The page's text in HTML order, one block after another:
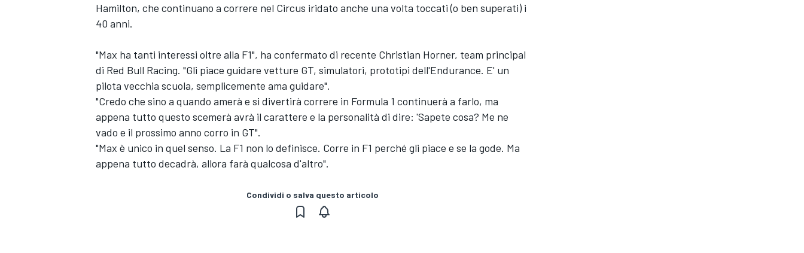
Hamilton, che continuano a correre nel Circus iridato anche una volta toccati (o ben superati) i
40 anni.
"Max ha tanti interessi oltre alla F1", ha confermato di recente Christian Horner, team principal
di Red Bull Racing. "Gli piace guidare vetture GT, simulatori, prototipi dell'Endurance. E' un
pilota vecchia scuola, semplicemente ama guidare".
"Credo che sino a quando amerà e si divertirà correre in Formula 1 continuerà a farlo, ma
appena tutto questo scemerà avrà il carattere e la personalità di dire: 'Sapete cosa? Me ne
vado e il prossimo anno corro in GT".
"Max è unico in quel senso. La F1 non lo definisce. Corre in F1 perché gli piace e se la gode. Ma
appena tutto decadrà, allora farà qualcosa d'altro".
Condividi o salva questo articolo